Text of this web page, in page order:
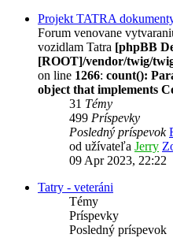
Projekt TATRA
Forum venovane
vozidlam Tatra [phpBB
[ROOT]/vendor/twig/
on line 1266: count():
object that implements
31 Témy
499 Príspevky
Posledný príspevok
od užívateľa Jerry
09 Apr 2023, 22:22
Tatry - veteráni
Témy
Príspevky
Posledný príspevok